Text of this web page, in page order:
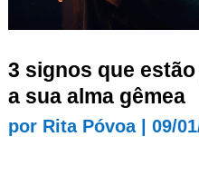
3 signos que
a sua alma gêmea
por Rita Póvoa| 09/